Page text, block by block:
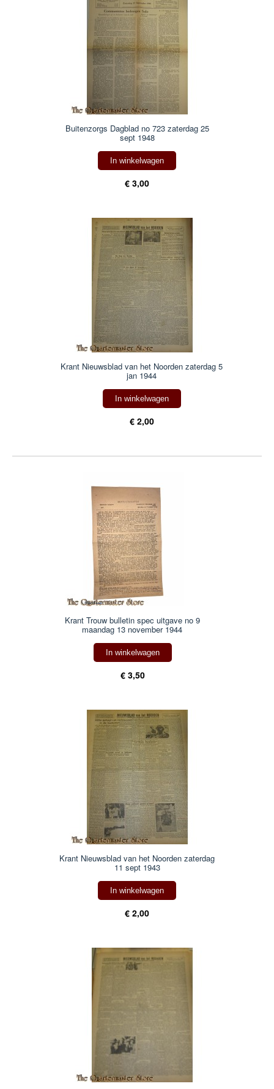
Buitenzorgs Dagblad no 723 zaterdag 25
sept 1948
In winkelwagen
€ 3,00
Krant Nieuwsblad van het Noorden zaterdag 5
jan 1944
In winkelwagen
€ 2,00
Krant Trouw bulletin spec uitgave no 9
maandag 13 november 1944
In winkelwagen
€ 3,50
Krant Nieuwsblad van het Noorden zaterdag
11 sept 1943
In winkelwagen
€ 2,00